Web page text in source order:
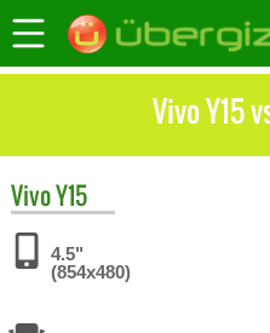
Vivo Y15
VivoY15
4.5"
(854x480)